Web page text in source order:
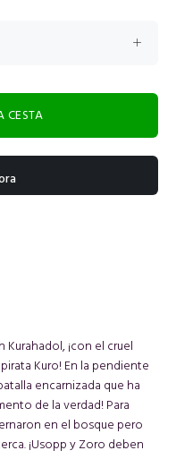
CESTA
¡con el cruel
Kuro! En la pendiente
encarnizada que ha
de la verdad! Para
en el bosque pero
¡Usopp y Zoro deben